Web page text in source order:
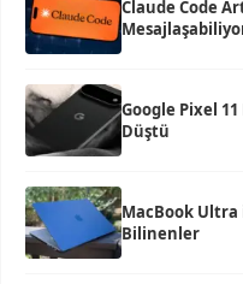
Claude Code
Google Pixel
Düştü
MacBook Ultra
Bilinenler